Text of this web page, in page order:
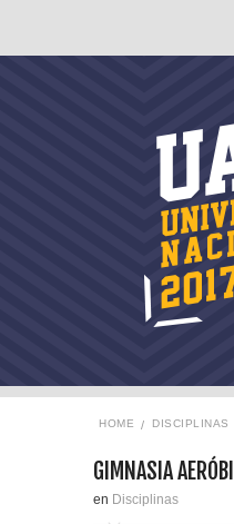
HOME DISCIPLINAS
GIMNASIA
en Disciplinas